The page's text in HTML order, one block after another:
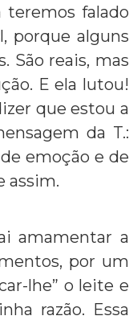
teremos falado
porque alguns
São reais, mas
E ela lutou!
que estou a
da T.:
emoção e de
assim.
amamentar a
por um
lhe” o leite e
razão. Essa